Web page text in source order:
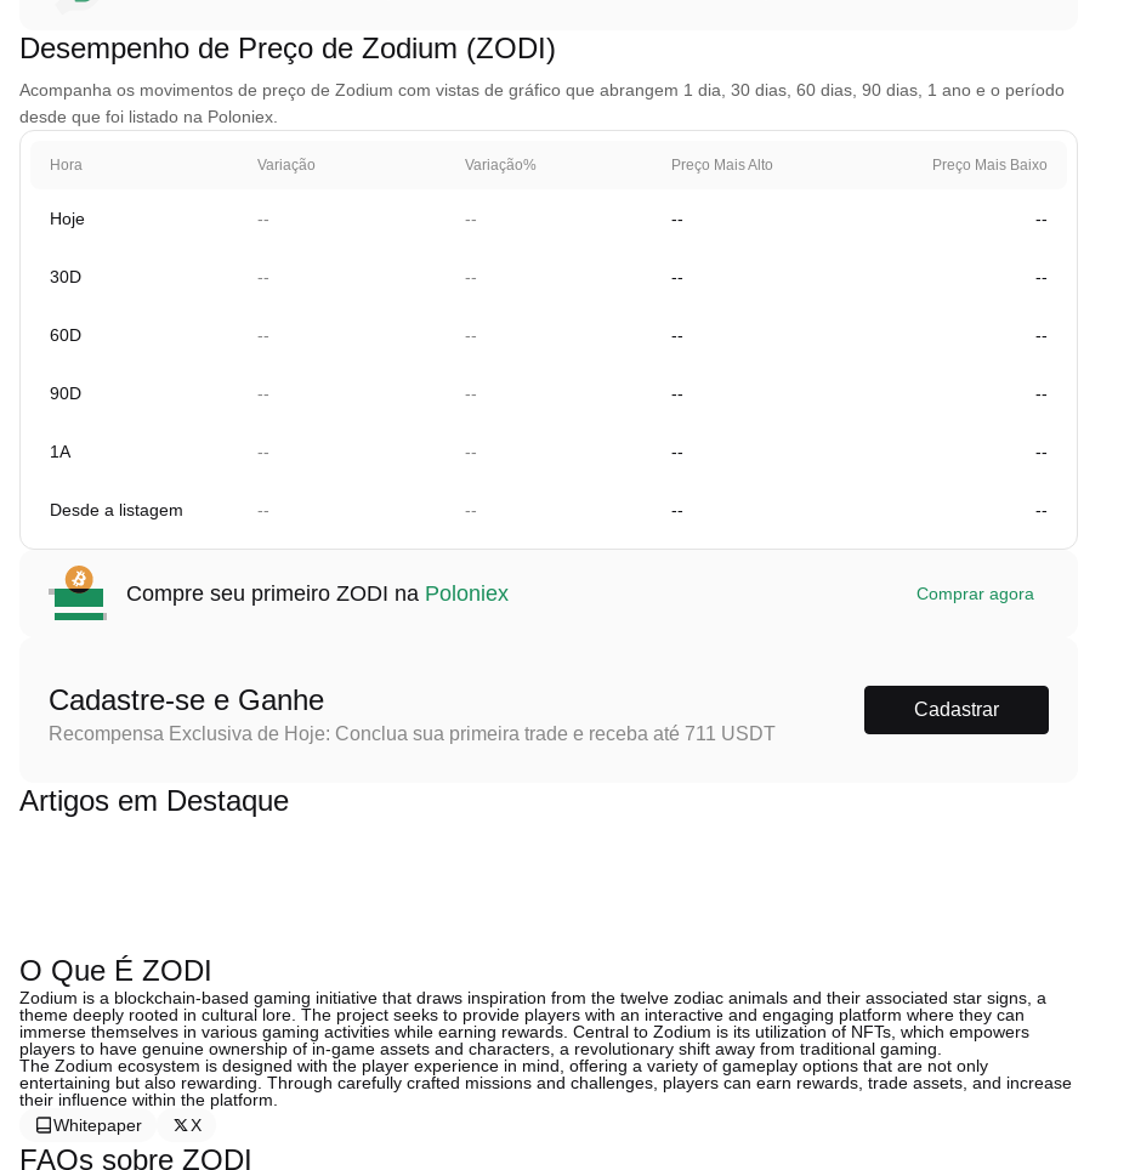
Desempenho de Preço de Zodium (ZODI)
Acompanha os movimentos de preço de Zodium com vistas de gráfico que abrangem 1 dia, 30 dias, 60 dias, 90 dias, 1 ano e o período
desde que foi listado na Poloniex.
Hora Variação Variação% Preço Mais Alto Preço Mais Baixo
Hoje -- -- -- --
30D -- -- -- --
60D -- -- -- --
90D -- -- -- --
1A -- -- -- --
Desde a listagem -- -- -- --
Compre seu primeiro ZODI na Poloniex Comprar agora
Cadastre-se e Ganhe
Recompensa Exclusiva de Hoje: Conclua sua primeira trade e receba até 711 USDT
Cadastrar
Artigos em Destaque
O Que É ZODI
Zodium is a blockchain-based gaming initiative that draws inspiration from the twelve zodiac animals and their associated star signs, a
theme deeply rooted in cultural lore. The project seeks to provide players with an interactive and engaging platform where they can
immerse themselves in various gaming activities while earning rewards. Central to Zodium is its utilization of NFTs, which empowers
players to have genuine ownership of in-game assets and characters, a revolutionary shift away from traditional gaming.
The Zodium ecosystem is designed with the player experience in mind, offering a variety of gameplay options that are not only
entertaining but also rewarding. Through carefully crafted missions and challenges, players can earn rewards, trade assets, and increase
their influence within the platform.
Whitepaper
X
FAQs sobre ZODI